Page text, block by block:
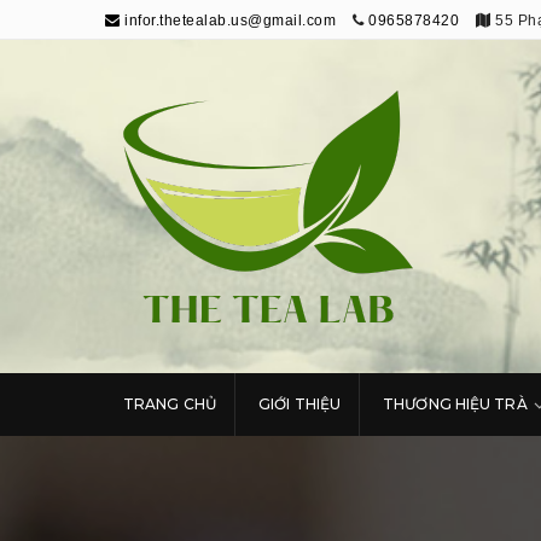
infor.thetealab.us@gmail.com 0965878420 55
The Tea Lab
Trang Thông Tin Về Trà
TRANG CHỦ GIỚI THIỆU THƯƠNG HIỆU TRÀ